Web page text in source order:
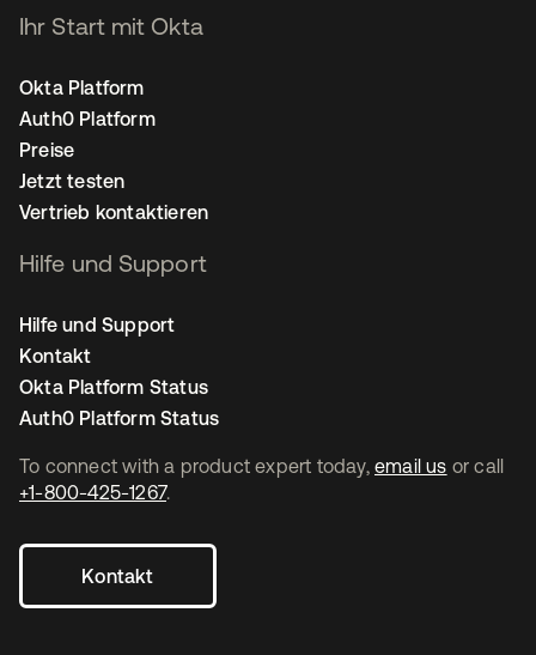
To connect with a product expert today, email us or call
+1-800-425-1267.
Kontakt
Ihr Start mit Okta
Okta Platform
Auth0 Platform
Preise
Jetzt testen
Vertrieb kontaktieren
Hilfe und Support
Hilfe und Support
Kontakt
Okta Platform Status
Auth0 Platform Status